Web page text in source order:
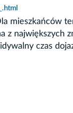
mieszkańców
z największych
czas